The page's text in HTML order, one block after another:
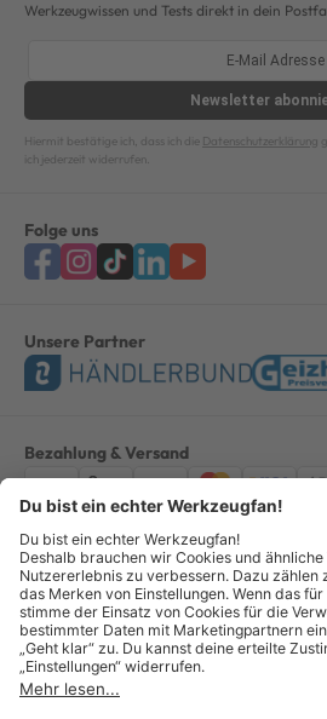
Werkzeugwissen und Tests direkt in dein
Newsletter
Hiermit bestätige ich, dass ich die Datenschutzerklärung
ich jederzeit widerrufen.
Folge uns
Unsere Partner
Bezahlung & Versand
ImpressumAGBDatenschutzWiderruf
Alle Preise verstehen sich inkl. ges. MwSt.
Deutschlands, bei Bestellungen
© Copyright 2026 GOTOOLS GmbH - Alle